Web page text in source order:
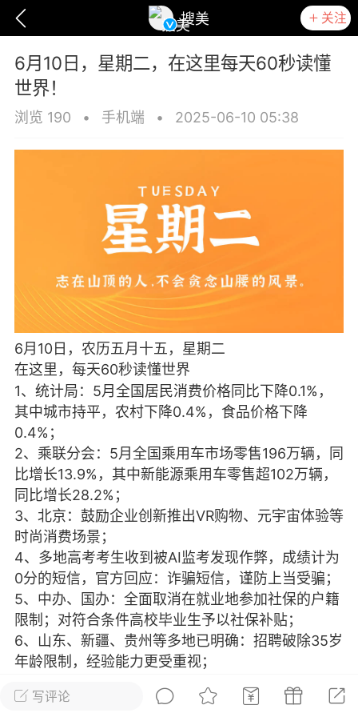
搜美 关注
爆汗熊 卡卡动能素 无创溶斑术
美业357 芯诗妍
每次200金币 点击购买
师 小熊水光
爆汗熊
脂
卡卡动能素
皇斯普拉雅
建术
DRYY面膜
爆款平台 Lv.8 靓号
加盟商
26 23:18
电脑端 美业资讯
闪充小白罐
本/双效闪充，养出紧致小白脸！一、项
充小白罐 = 闪充大白肌（仪器）× 草本
产品）×极光嫩肤啫喱（产品）这是一套
护...写评论
6月10日，星期二，在这里每天60秒读懂
世界！
浏览 190 • 手机端 • 2025-06-10 05:38
6月10日，农历五月十五，星期二
在这里，每天60秒读懂世界
1、统计局：5月全国居民消费价格同比下降0.1%，
其中城市持平，农村下降0.4%，食品价格下降
0.4%；
2、乘联分会：5月全国乘用车市场零售196万辆，同
比增长13.9%，其中新能源乘用车零售超102万辆，
同比增长28.2%；
3、北京：鼓励企业创新推出VR购物、元宇宙体验等
时尚消费场景；
4、多地高考考生收到被AI监考发现作弊，成绩计为
0分的短信，官方回应：诈骗短信，谨防上当受骗；
5、中办、国办：全面取消在就业地参加社保的户籍
限制；对符合条件高校毕业生予以社保补贴；
6、山东、新疆、贵州等多地已明确：招聘破除35岁
年龄限制，经验能力更受重视；
7、泸州一燃气公司拟招北大和爱丁堡大学毕业生当
抄表维修工，燃气公司回应：招聘属实；